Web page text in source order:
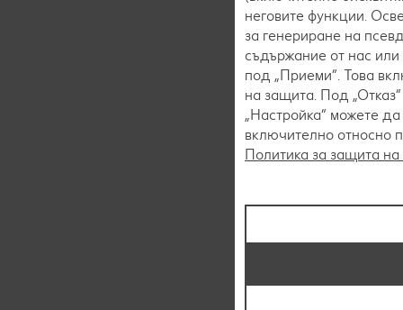
неговите функции.
за генериране на
съдържание от нас или
под „Приеми“. Това
на защита. Под
„Настройка“ можете
включително относно
Политика за защита